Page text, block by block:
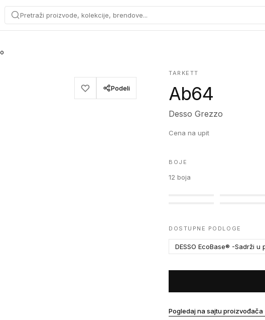
Pretraži proizvode, kolekcije, brendove...
Podeli
TARKETT
Ab64
Desso Grezzo
Cena na upit
BOJE
12 boja
DOSTUPNE PODLOGE
DESSO EcoBase® -Sadrži
Pogledaj na sajtu proizvođača